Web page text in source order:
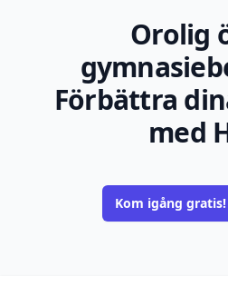
Orolig
Förbättra
med
Kom igång gratis!